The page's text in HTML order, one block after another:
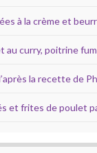
à la crème et
au curry, poitrine
la recette de
et frites de poulet